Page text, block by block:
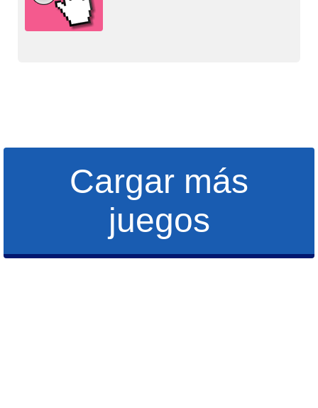
Cargar más
juegos